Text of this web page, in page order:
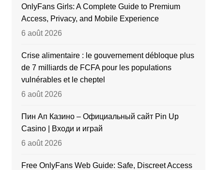
OnlyFans Girls: A Complete Guide to Premium
Access, Privacy, and Mobile Experience
6 août 2026
Crise alimentaire : le gouvernement débloque plus
de 7 milliards de FCFA pour les populations
vulnérables et le cheptel
6 août 2026
Пин Ап Казино – Официальный сайт Pin Up
Casino | Входи и играй
6 août 2026
Free OnlyFans Web Guide: Safe, Discreet Access